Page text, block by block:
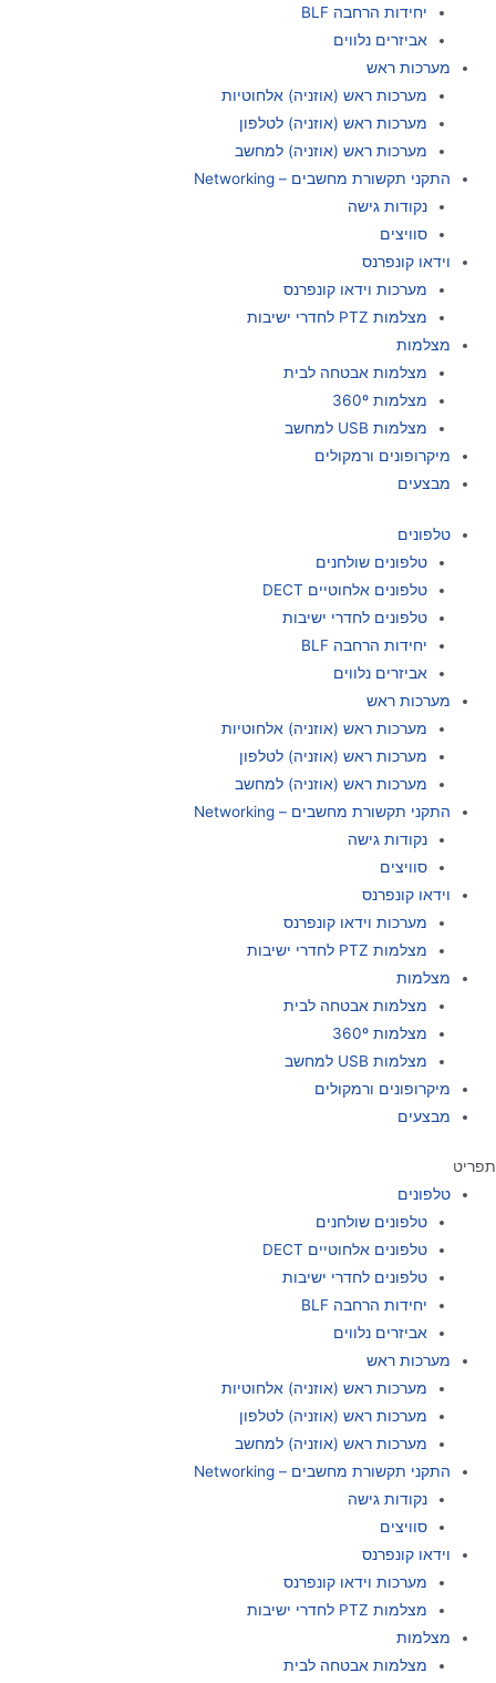
יחידות הרחבה BLF
אביזרים נלווים
מערכות ראש
מערכות ראש (אוזניה) אלחוטיות
מערכות ראש (אוזניה) לטלפון
מערכות ראש (אוזניה) למחשב
התקני תקשורת מחשבים – Networking
נקודות גישה
סוויצים
וידאו קונפרנס
מערכות וידאו קונפרנס
מצלמות PTZ לחדרי ישיבות
מצלמות
מצלמות אבטחה לבית
מצלמות 360º
מצלמות USB למחשב
מיקרופונים ורמקולים
מבצעים
טלפונים
טלפונים שולחנים
טלפונים אלחוטיים DECT
טלפונים לחדרי ישיבות
יחידות הרחבה BLF
אביזרים נלווים
מערכות ראש
מערכות ראש (אוזניה) אלחוטיות
מערכות ראש (אוזניה) לטלפון
מערכות ראש (אוזניה) למחשב
התקני תקשורת מחשבים – Networking
נקודות גישה
סוויצים
וידאו קונפרנס
מערכות וידאו קונפרנס
מצלמות PTZ לחדרי ישיבות
מצלמות
מצלמות אבטחה לבית
מצלמות 360º
מצלמות USB למחשב
מיקרופונים ורמקולים
מבצעים
תפריט
טלפונים
טלפונים שולחנים
טלפונים אלחוטיים DECT
טלפונים לחדרי ישיבות
יחידות הרחבה BLF
אביזרים נלווים
מערכות ראש
מערכות ראש (אוזניה) אלחוטיות
מערכות ראש (אוזניה) לטלפון
מערכות ראש (אוזניה) למחשב
התקני תקשורת מחשבים – Networking
נקודות גישה
סוויצים
וידאו קונפרנס
מערכות וידאו קונפרנס
מצלמות PTZ לחדרי ישיבות
מצלמות
מצלמות אבטחה לבית